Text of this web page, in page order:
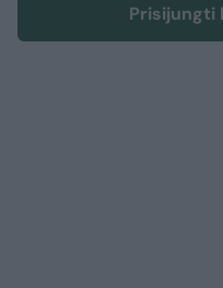
Prisijungti